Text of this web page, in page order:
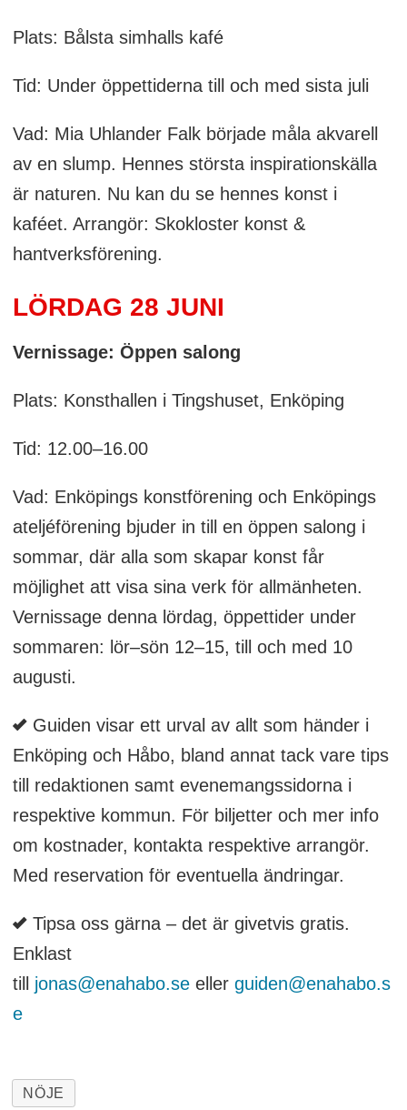
Plats: Bålsta simhalls kafé
Tid: Under öppettiderna till och med sista juli
Vad: Mia Uhlander Falk började måla akvarell
av en slump. Hennes största inspirationskälla
är naturen. Nu kan du se hennes konst i
kaféet. Arrangör: Skokloster konst &
hantverksförening.
LÖRDAG 28 JUNI
Vernissage: Öppen salong
Plats: Konsthallen i Tingshuset, Enköping
Tid: 12.00–16.00
Vad: Enköpings konstförening och Enköpings
ateljéförening bjuder in till en öppen salong i
sommar, där alla som skapar konst får
möjlighet att visa sina verk för allmänheten.
Vernissage denna lördag, öppettider under
sommaren: lör–sön 12–15, till och med 10
augusti.
Guiden visar ett urval av allt som händer i
Enköping och Håbo, bland annat tack vare tips
till redaktionen samt evenemangssidorna i
respektive kommun. För biljetter och mer info
om kostnader, kontakta respektive arrangör.
Med reservation för eventuella ändringar.
Tipsa oss gärna – det är givetvis gratis.
Enklast
till jonas@enahabo.seeller guiden@enahabo.s
e
NÖJE